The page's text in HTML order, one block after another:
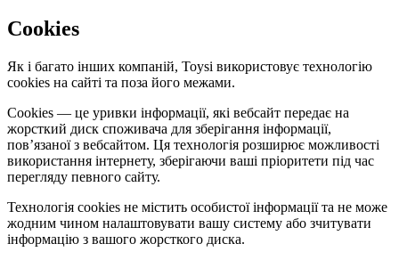
Cookies
Як і багато інших компаній, Toysi використовує технологію
cookies на сайті та поза його межами.
Cookies — це уривки інформації, які вебсайт передає на
жорсткий диск споживача для зберігання інформації,
пов’язаної з вебсайтом. Ця технологія розширює можливості
використання інтернету, зберігаючи ваші пріоритети під час
перегляду певного сайту.
Технологія cookies не містить особистої інформації та не може
жодним чином налаштовувати вашу систему або зчитувати
інформацію з вашого жорсткого диска.